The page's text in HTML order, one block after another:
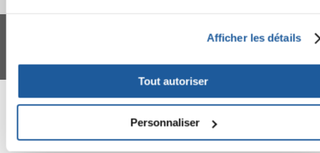
Afficher les détails
Tout autoriser
Personnaliser
Mahlow (Germania) - P.IVA DE317667035
Tous les prix incluent la TVA / plus l'expédition
© 2024-2026 FERA 24 UG.